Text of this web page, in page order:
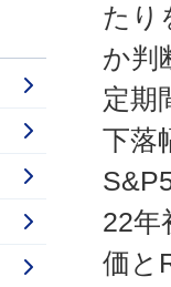
たり
か判
定期
下落
22年
価と